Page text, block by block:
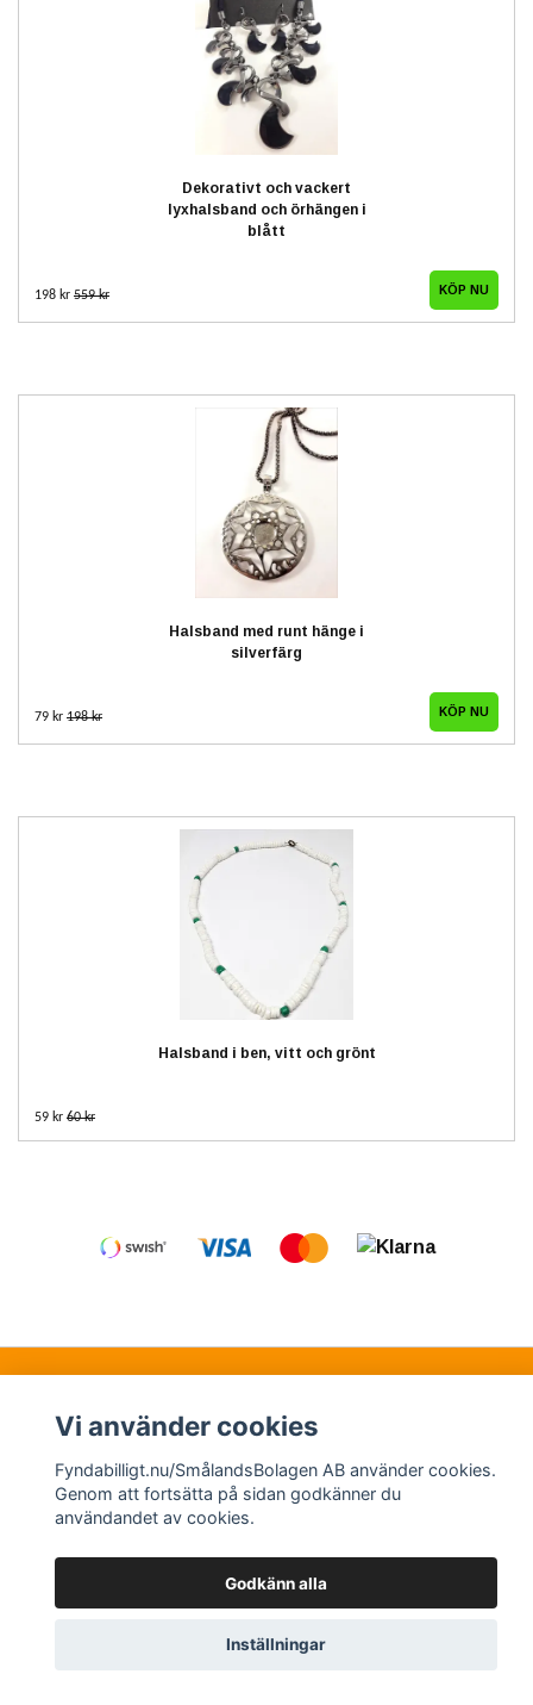
Dekorativt och vackert
lyxhalsband och örhängen i
blått
198 kr 559 kr
Halsband med runt hänge i
silverfärg
79 kr 198 kr
Halsband i ben, vitt och grönt
59 kr 60 kr
© Copyright 2026 Fyndabilligt.nu/SmålandsBolagen
AB
Powered by Quickbutik
Vi använder cookies
Fyndabilligt.nu/SmålandsBolagen AB använder cookies.
Genom att fortsätta på sidan godkänner du
användandet av cookies.
Godkänn alla
Inställningar